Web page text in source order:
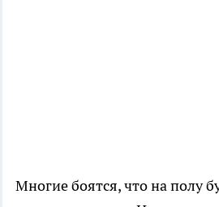
Многие боятся, что на полу